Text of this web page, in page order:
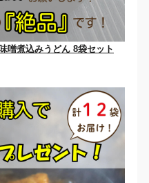
噌煮込みうどん 8袋セット